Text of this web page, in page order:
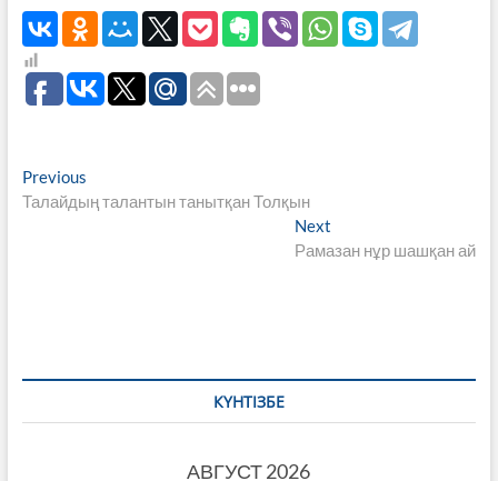
Навигация
по
PreviousPrevious
post:
Талайдың талантын танытқан Толқын
Next
post:
Рамазан нұр шашқан ай
КҮНТІЗБЕ
АВГУСТ 2026